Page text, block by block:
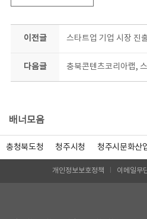
이전글 스타트업 기업 시장 진
다음글 충북콘텐츠코리아랩,
배너모음
충청북도청 청주시청 청주시문화산
개인정보보호정책 이메일무